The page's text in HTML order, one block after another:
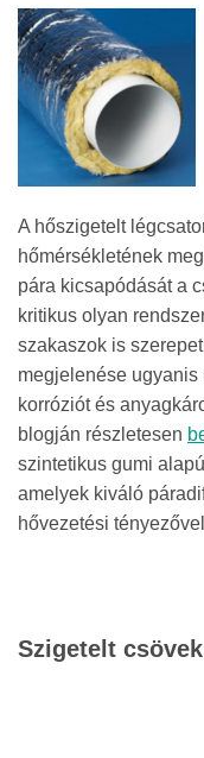
A hőszigetelt
hőmérsékletének
pára kicsapódását a
kritikus olyan
szakaszok is
megjelenése ugyanis
korróziót és
blogján részletesen
szintetikus gumi
amelyek kiváló
hővezetési
Szigetelt